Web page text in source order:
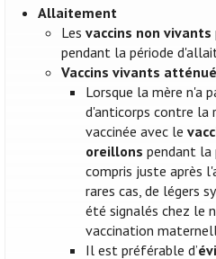
Allaitement
Lesvaccins non vivants
pendant la période
Vaccins vivants
Lorsque la mère n'a
d'anticorps contre la
vaccinée avec le
oreillons pendant la
compris juste après
rares cas, de légers
été signalés chez le
vaccination
Il est préférable d’